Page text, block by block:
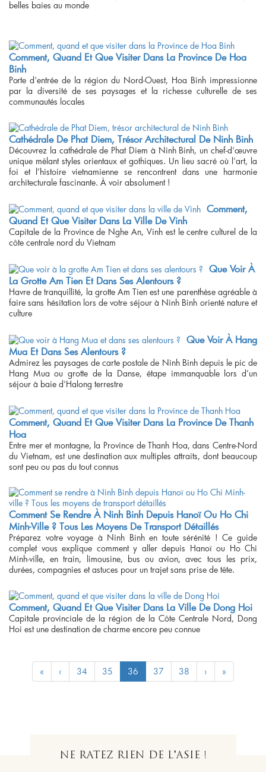
belles baies au monde
Comment, Quand Et Que Visiter Dans La Province De Hoa
Binh
Porte d'entrée de la région du Nord-Ouest, Hoa Binh impressionne
par la diversité de ses paysages et la richesse culturelle de ses
communautés locales
Cathédrale De Phat Diem, Trésor Architectural De Ninh Binh
Découvrez la cathédrale de Phat Diem à Ninh Binh, un chef-d'œuvre
unique mêlant styles orientaux et gothiques. Un lieu sacré où l'art, la
foi et l’histoire vietnamienne se rencontrent dans une harmonie
architecturale fascinante. À voir absolument !
Comment,
Quand Et Que Visiter Dans La Ville De Vinh
Capitale de la Province de Nghe An, Vinh est le centre culturel de la
côte centrale nord du Vietnam
Que Voir À
La Grotte Am Tien Et Dans Ses Alentours ?
Havre de tranquillité, la grotte Am Tien est une parenthèse agréable à
faire sans hésitation lors de votre séjour à Ninh Binh orienté nature et
culture
Que Voir À Hang
Mua Et Dans Ses Alentours ?
Admirez les paysages de carte postale de Ninh Binh depuis le pic de
Hang Mua ou grotte de la Danse, étape immanquable lors d’un
séjour à baie d'Halong terrestre
Comment, Quand Et Que Visiter Dans La Province De Thanh
Hoa
Entre mer et montagne, la Province de Thanh Hoa, dans Centre-Nord
du Vietnam, est une destination aux multiples attraits, dont beaucoup
sont peu ou pas du tout connus
Comment Se Rendre À Ninh Binh Depuis Hanoï Ou Ho Chi
Minh-Ville ? Tous Les Moyens De Transport Détaillés
Préparez votre voyage à Ninh Binh en toute sérénité ! Ce guide
complet vous explique comment y aller depuis Hanoï ou Ho Chi
Minh-ville, en train, limousine, bus ou avion, avec tous les prix,
durées, compagnies et astuces pour un trajet sans prise de tête.
Comment, Quand Et Que Visiter Dans La Ville De Dong Hoi
Capitale provinciale de la région de la Côte Centrale Nord, Dong
Hoi est une destination de charme encore peu connue
« ‹ 34 35 36 37 38 › »
NE RATEZ RIEN DE L'ASIE !